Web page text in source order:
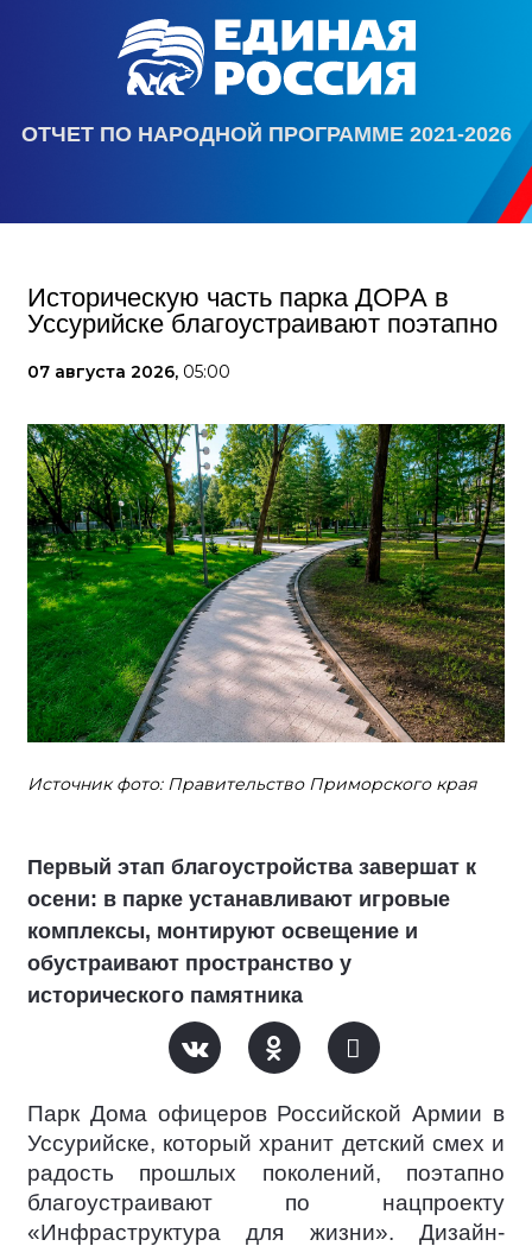
ОТЧЕТ ПО НАРОДНОЙ ПРОГРАММЕ 2021-2026
Историческую часть парка ДОРА в
Уссурийске благоустраивают поэтапно
07 августа 2026, 05:00
Источник фото: Правительство Приморского края
Первый этап благоустройства завершат к
осени: в парке устанавливают игровые
комплексы, монтируют освещение и
обустраивают пространство у
исторического памятника
Парк Дома офицеров Российской Армии в
Уссурийске, который хранит детский смех и
радость прошлых поколений, поэтапно
благоустраивают по нацпроекту
«Инфраструктура для жизни». Дизайн-